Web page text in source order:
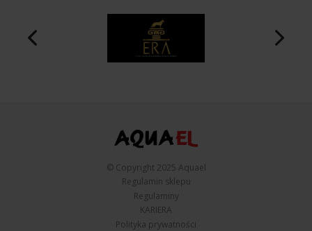
© Copyright 2025 Aquael
Regulamin sklepu
Regulaminy
KARIERA
Polityka prywatności